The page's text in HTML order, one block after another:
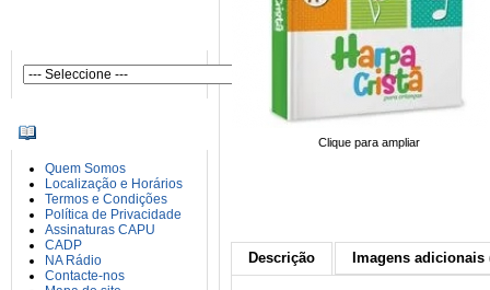
Quem Somos
Localização e Horários
Termos e Condições
Política de Privacidade
Assinaturas CAPU
CADP
NA Rádio
Contacte-nos
Clique para ampliar
Descrição Imagens adicionais